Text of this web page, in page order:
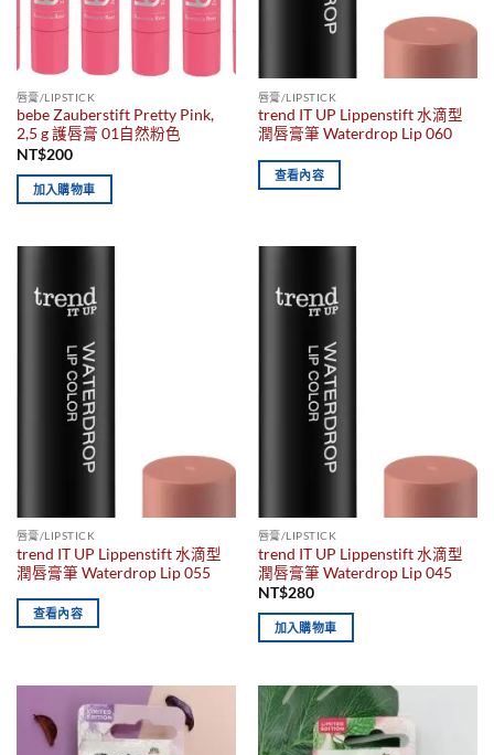
唇膏/LIPSTICK
bebe Zauberstift Pretty Pink,
2,5 g 護唇膏 01自然粉色
NT$200
加入購物車
唇膏/LIPSTICK
trend IT UP Lippenstift 水滴型
潤唇膏筆 Waterdrop Lip 060
查看內容
唇膏/LIPSTICK
trend IT UP Lippenstift 水滴型
潤唇膏筆 Waterdrop Lip 055
查看內容
唇膏/LIPSTICK
trend IT UP Lippenstift 水滴型
潤唇膏筆 Waterdrop Lip 045
NT$280
加入購物車